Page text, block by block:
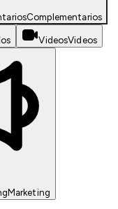
Complementarios
VideosVideos
Marketing